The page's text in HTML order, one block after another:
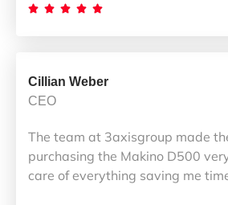
    
Cillian Weber
CEO
The team at 3axisgroup made
purchasing the Makino D500
care of everything saving me